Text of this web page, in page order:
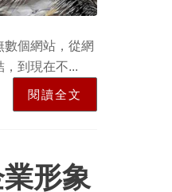
個網站，從網
到現在不...
閱讀全文
形象